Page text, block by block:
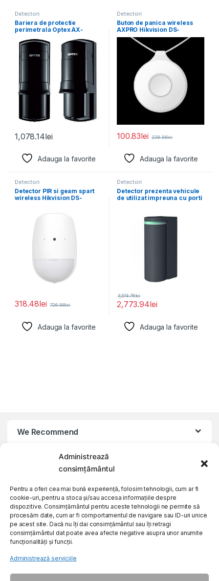
Administrează
consimțământul
Pentru a oferi cea mai bună experiență, folosim tehnologii, cum ar fi
cookie-uri, pentru a stoca și/sau accesa informațiile despre
dispozitive. Consimțământul pentru aceste tehnologii ne permite să
procesăm date, cum ar fi comportamentul de navigare sau ID-uri unice
pe acest site. Dacă nu îți dai consimțământul sau îți retragi
consimțământul dat poate avea afecte negative asupra unor anumite
funcționalități și funcții.
Administrează serviciile
Detectori
Bariera de protectie
perimetrala Optex AX-
distanta
1,078.14lei
Adauga la favorite
Detectori
Buton de panica wireless
AXPRO Hikvision DS-
PDEBP1-EG2-WE(Single
button), frecventa de
100.83lei 228.56lei
Adauga la favorite
Detectori
Detector PIR si geam spart
wireless Hikvision DS-
318.48lei 726.88lei
Adauga la favorite
Detectori
Detector prezenta vehicule
de utilizat impreuna cu porti
2,773.94lei
3,374.78lei
Adauga la favorite
We Recommend
My Account
Customer Care
About Us